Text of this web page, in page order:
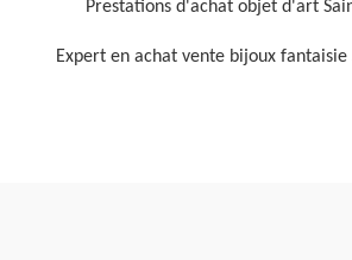
Prestations d'achat objet d'art
Expert en achat vente bijoux fantaisie